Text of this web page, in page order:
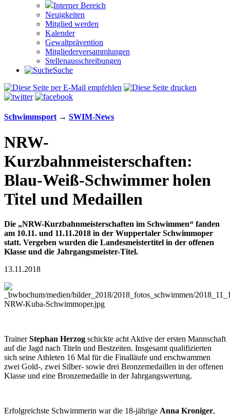
Interner Bereich
Neuigkeiten
Mitglied werden
Kalender
Gewaltprävention
Mitglieder­versammlungen
Stellen­aus­schrei­bungen
Suche
Schwimm­sport → SWIM-News
NRW-
Kurzbahnmeisterschaften:
Blau-Weiß-Schwimmer holen
Titel und Medaillen
Die „NRW-Kurz­bahn­meister­schaften im Schwimmen“ fanden
am 10.11. und 11.11.2018 in der Wuppertaler Schwimm­oper
statt. Vergeben wurden die Landes­meistertitel in der offenen
Klasse und die Jahr­gangs­meister-Titel.
13.11.2018
TrainerStephan Herzog schickte acht Aktive der ersten Mannschaft
auf die Jagd nach Titeln und Bestzeiten. Insgesamt qualifizierten
sich seine Athleten 16 Mal für die Finalläufe und erschwammen
zwei Gold-, zwei Silber- sowie drei Bronzemedaillen in der offenen
Klasse und eine Bronzemedaille in der Jahrgangswertung.
Erfolg­reichste Schwimmerin war die 18-jährige Anna Kroniger,